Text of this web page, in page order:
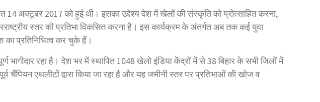
14 अक्टूबर 2017 को हुई थी। इसका उद्देश्य देश में खेलों की संस्कृति को प्रोत्साहित करना,
स्तर की प्रतिभा विकसित करना है। इस कार्यक्रम के अंतर्गत अब तक कई युवा
का प्रतिनिधित्व कर चुके हैं।
भागीदार रहा है। देश भर में स्थापित 1048 खेलो इंडिया केंद्रों में से 38 बिहार के सभी जिलों में
चैंपियन एथलीटों द्वारा किया जा रहा है और यह जमीनी स्तर पर प्रतिभाओं की खोज व